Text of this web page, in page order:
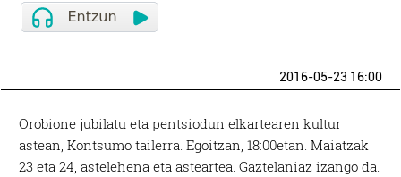
2016-05-23 16:00
Orobione jubilatu eta pentsiodun elkartearen kultur
astean, Kontsumo tailerra. Egoitzan, 18:00etan. Maiatzak
23 eta 24, astelehena eta asteartea. Gaztelaniaz izango da.